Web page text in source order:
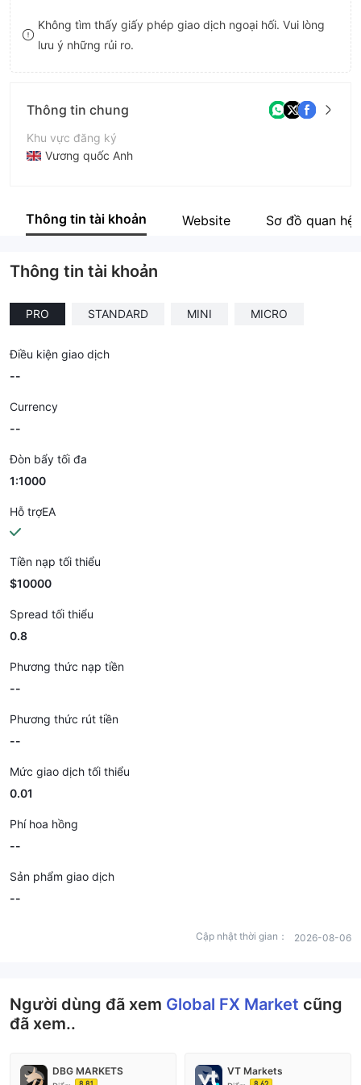
8
9
Không tìm thấy giấy phép giao dịch ngoại hối. Vui lòng
lưu ý những rủi ro.
Thông tin chung
Khu vực đăng ký
Vương quốc Anh
Tên công ty
Thông tin tài khoản Website Sơ đồ quan hệ
Thông tin tài khoản
PRO STANDARD MINI MICRO
Điều kiện giao dịch
--
Currency
--
Đòn bẩy tối đa
1:1000
Hỗ trợEA
Tiền nạp tối thiểu
$10000
Spread tối thiểu
0.8
Phương thức nạp tiền
--
Phương thức rút tiền
--
Mức giao dịch tối thiểu
0.01
Phí hoa hồng
--
Sản phẩm giao dịch
--
Cập nhật thời gian： 2026-08-06
Người dùng đã xem Global FX Market cũng
đã xem..
DBG MARKETS VT Markets